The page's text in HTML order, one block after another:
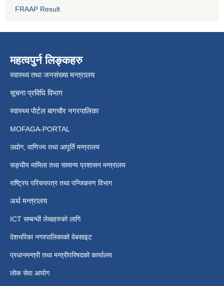
FRAAP Result
महत्वपुर्न लिङ्कहरु
स्वास्थ्य तथा जनसंख्या मन्त्रालय
सूचना प्रविधि विभाग
स्वास्थ्य पोर्टल बागचौर नगरपालिका
MOFAGA-PORTAL
उद्योग, वाणिज्य तथा आपूर्ति मन्त्रालय
सङ्घीय मामिला तथा सामान्य प्रशासन मन्त्रालय
राष्ट्रिय परिचयपत्र तथा पन्जिकरण विभाग
अर्थ मन्त्रालय
ICT सम्बन्धी लेखहरुको लागि
देशभरिका नगरपालिकाको वेबसाइट
प्रधानमन्त्री तथा मन्त्रीपरिषदको कार्यालय
लोक सेवा आयोग